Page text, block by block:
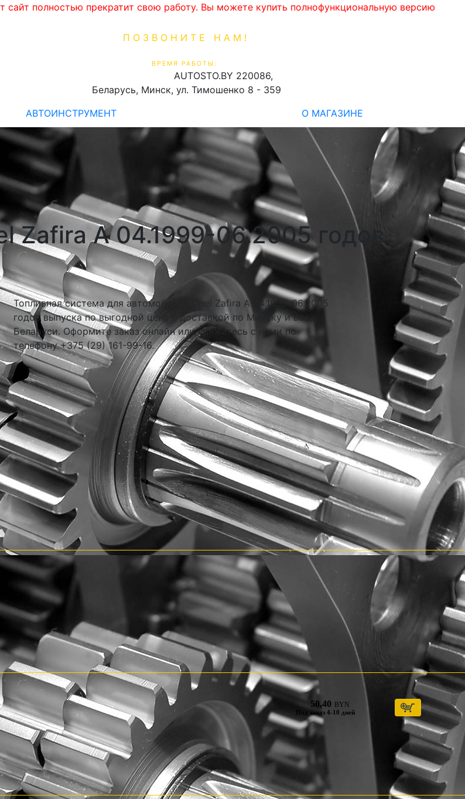
сайт полностью прекратит свою работу. Вы можете купить полнофункциональную версию
ПОЗВОНИТЕ НАМ!
ВРЕМЯ РАБОТЫ:
AUTOSTO.BY 220086,
Беларусь, Минск, ул. Тимошенко 8 - 359
АВТОИНСТРУМЕНТ
О МАГАЗИНЕ
Zafira A 04.1999-06.2005 годов
Топливная система для автомобилей Opel Zafira A 04.1999-06.2005
годов выпуска по выгодной цене с доставкой по Минску и всей
Беларуси. Оформите заказ онлайн или свяжитесь с нами по
телефону +375 (29) 161-99-16.
Под заказ 4-10 дней
50,40 BYN